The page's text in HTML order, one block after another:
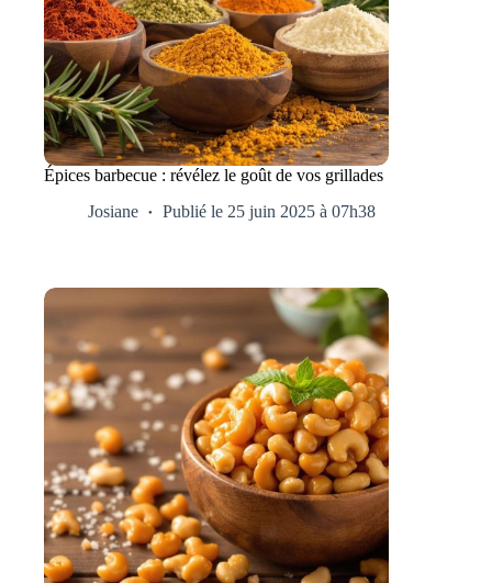
Épices barbecue : révélez le goût de vos grillades
Josiane
Publié le 25 juin 2025 à 07h38